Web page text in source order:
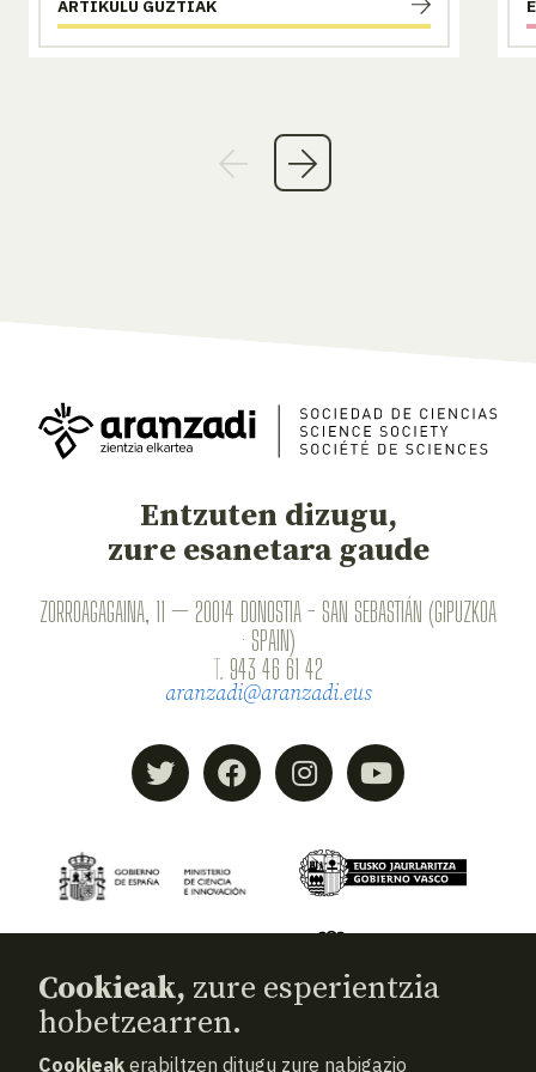
ARTIKULU GUZTIAK
Entzuten dizugu,
zure esanetara gaude
ZORROAGAGAINA, 11 — 20014 DONOSTIA - SAN SEBASTIÁN (GIPUZKOA
· SPAIN)
T. 943 46 61 42
aranzadi@aranzadi.eus
Cookieak, zure esperientzia
hobetzearren.
Cookieak erabiltzen ditugu zure nabigazio